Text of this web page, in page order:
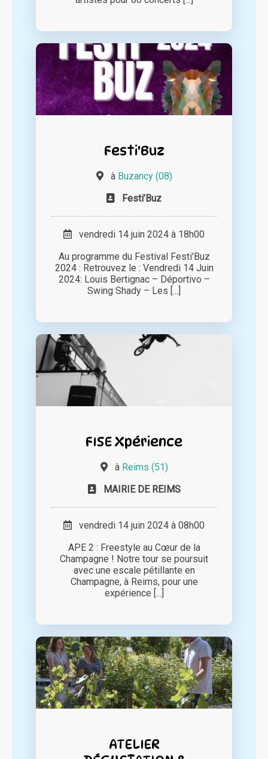
Festi'Buz
à Buzancy (08)
Festi’Buz
vendredi 14 juin 2024 à 18h00
Au programme du Festival Festi'Buz
2024 : Retrouvez le : Vendredi 14 Juin
2024: Louis Bertignac – Déportivo –
Swing Shady – Les [...]
FISE Xpérience
à Reims (51)
MAIRIE DE REIMS
vendredi 14 juin 2024 à 08h00
APE 2 : Freestyle au Cœur de la
Champagne ! Notre tour se poursuit
avec une escale pétillante en
Champagne, à Reims, pour une
expérience [...]
ATELIER